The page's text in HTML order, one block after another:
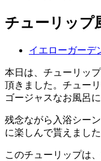
チューリップ
イエローガーデ
本日は、チューリッ
頂きました。チュー
ゴージャスなお風呂
残念ながら入浴シー
に楽しんで貰えました
このチューリップは